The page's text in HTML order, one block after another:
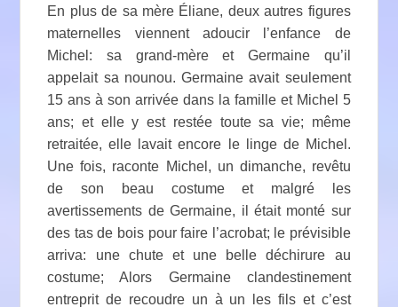
En plus de sa mère Éliane, deux autres figures
maternelles viennent adoucir l’enfance de
Michel: sa grand-mère et Germaine qu’il
appelait sa nounou. Germaine avait seulement
15 ans à son arrivée dans la famille et Michel 5
ans; et elle y est restée toute sa vie; même
retraitée, elle lavait encore le linge de Michel.
Une fois, raconte Michel, un dimanche, revêtu
de son beau costume et malgré les
avertissements de Germaine, il était monté sur
des tas de bois pour faire l’acrobat; le prévisible
arriva: une chute et une belle déchirure au
costume; Alors Germaine clandestinement
entreprit de recoudre un à un les fils et c’est